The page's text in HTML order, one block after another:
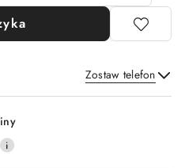
Zostaw telefon